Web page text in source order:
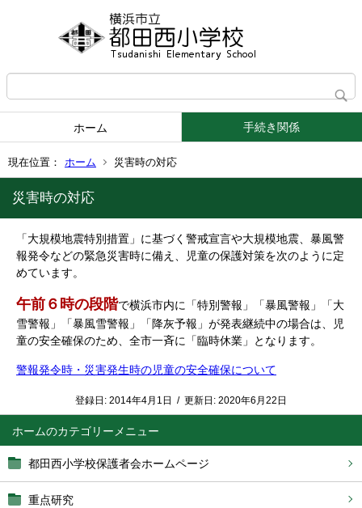
ホーム 手続き関係
現在位置： ホーム 災害時の対応
ホーム
都田西小学校保護者会ホームページ
重点研究
災害時の対応
「大規模地震特別措置」に基づく警戒宣言や大規模地震、暴風警
報発令などの緊急災害時に備え、児童の保護対策を次のように定
めています。
午前６時の段階で横浜市内に「特別警報」「暴風警報」「大
雪警報」「暴風雪警報」「降灰予報」が発表継続中の場合は、児
童の安全確保のため、全市一斉に「臨時休業」となります。
警報発令時・災害発生時の児童の安全確保について
登録日: 2014年4月1日 / 更新日: 2020年6月22日